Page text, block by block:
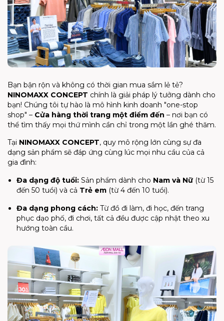
Bạn bận rộn và không có thời gian mua sắm lẻ tẻ?
NINOMAXX CONCEPT chính là giải pháp lý tưởng dành cho
bạn! Chúng tôi tự hào là mô hình kinh doanh "one-stop
shop" – Cửa hàng thời trang một điểm đến – nơi bạn có
thể tìm thấy mọi thứ mình cần chỉ trong một lần ghé thăm.
Tại NINOMAXX CONCEPT, quy mô rộng lớn cùng sự đa
dạng sản phẩm sẽ đáp ứng cùng lúc mọi nhu cầu của cả
gia đình:
Đa dạng độ tuổi: Sản phẩm dành cho Nam và Nữ (từ 15
đến 50 tuổi) và cả Trẻ em (từ 4 đến 10 tuổi).
Đa dạng phong cách: Từ đồ đi làm, đi học, đến trang
phục dạo phố, đi chơi, tất cả đều được cập nhật theo xu
hướng toàn cầu.